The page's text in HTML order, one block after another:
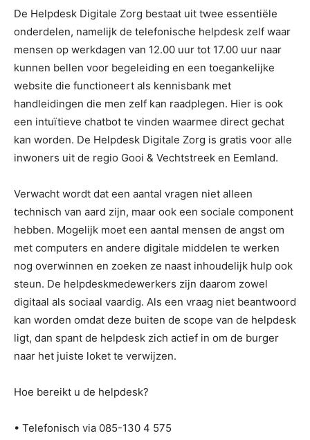
De Helpdesk Digitale Zorg bestaat uit twee essentiële
onderdelen, namelijk de telefonische helpdesk zelf waar
mensen op werkdagen van 12.00 uur tot 17.00 uur naar
kunnen bellen voor begeleiding en een toegankelijke
website die functioneert als kennisbank met
handleidingen die men zelf kan raadplegen. Hier is ook
een intuïtieve chatbot te vinden waarmee direct gechat
kan worden. De Helpdesk Digitale Zorg is gratis voor alle
inwoners uit de regio Gooi & Vechtstreek en Eemland.
Verwacht wordt dat een aantal vragen niet alleen
technisch van aard zijn, maar ook een sociale component
hebben. Mogelijk moet een aantal mensen de angst om
met computers en andere digitale middelen te werken
nog overwinnen en zoeken ze naast inhoudelijk hulp ook
steun. De helpdeskmedewerkers zijn daarom zowel
digitaal als sociaal vaardig. Als een vraag niet beantwoord
kan worden omdat deze buiten de scope van de helpdesk
ligt, dan spant de helpdesk zich actief in om de burger
naar het juiste loket te verwijzen.
Hoe bereikt u de helpdesk?
• Telefonisch via 085-130 4 575